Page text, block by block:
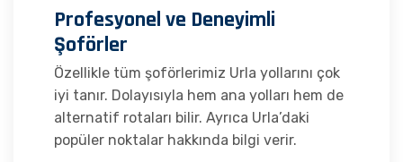
Profesyonel ve Deneyimli
Şoförler
Özellikle tüm şoförlerimiz Urla yollarını çok
iyi tanır. Dolayısıyla hem ana yolları hem de
alternatif rotaları bilir. Ayrıca Urla’daki
popüler noktalar hakkında bilgi verir.